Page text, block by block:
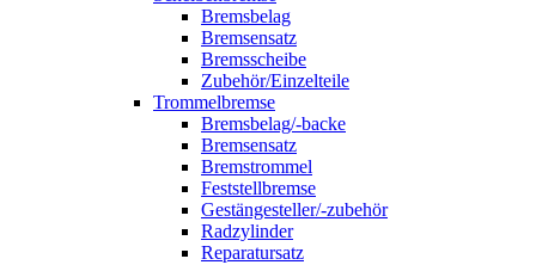
Bremsbelag
Bremsensatz
Bremsscheibe
Zubehör/Einzelteile
Trommelbremse
Bremsbelag/-backe
Bremsensatz
Bremstrommel
Feststellbremse
Gestängesteller/-zubehör
Radzylinder
Reparatursatz